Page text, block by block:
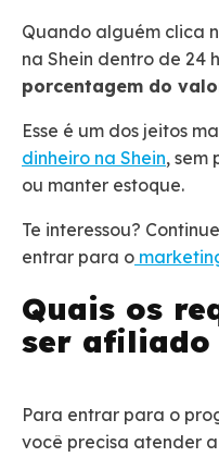
Quando alguém clica
na Shein dentro de 24
porcentagem do
Esse é um dos jeitos
dinheiro na Shein, sem
ou manter estoque.
Te interessou?
entrar para o
Quais os
ser afiliado
Para entrar para o
você precisa atender